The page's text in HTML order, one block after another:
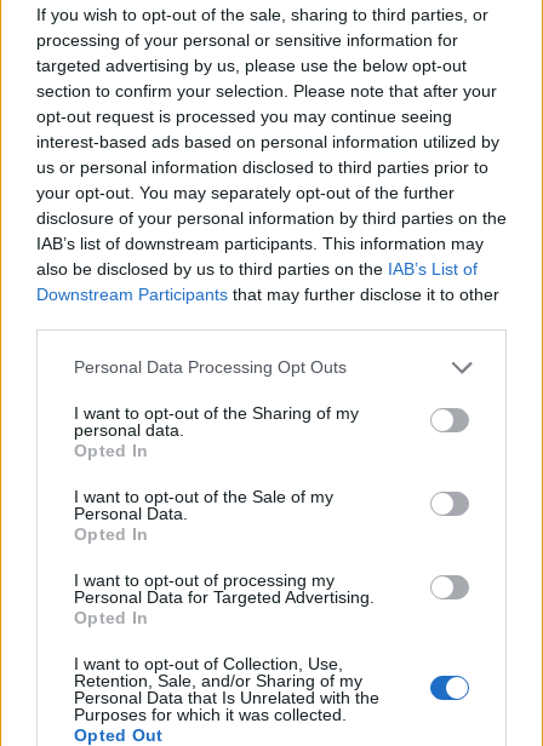
If you wish to opt-out of the sale, sharing to third parties, or
processing of your personal or sensitive information for
targeted advertising by us, please use the below opt-out
section to confirm your selection. Please note that after your
opt-out request is processed you may continue seeing
interest-based ads based on personal information utilized by
us or personal information disclosed to third parties prior to
your opt-out. You may separately opt-out of the further
disclosure of your personal information by third parties on the
IAB’s list of downstream participants. This information may
also be disclosed by us to third parties on the IAB’s List of
Downstream Participants that may further disclose it to other
Personal Data Processing Opt Outs
I want to opt-out of the Sharing of my
personal data.
Opted In
I want to opt-out of the Sale of my
Personal Data.
Opted In
I want to opt-out of processing my
Personal Data for Targeted Advertising.
Opted In
I want to opt-out of Collection, Use,
Retention, Sale, and/or Sharing of my
Personal Data that Is Unrelated with the
Purposes for which it was collected.
Opted Out
un’officina a Tortona
che, a quanto pare,
era
momentaneamente
senza lavoro perché
il…
simula una rapina,
denunciato
La febbre del gioco
colpisce ancora e
stavolta a finire nei
guari è un camionista
di 41 anni residente
in paese che perde lo
stipendio giocandolo
alle Slot machines e
per paura della
moglie simula una
dai carabinieri di
denunciano l’uomo
per…
7 Febbraio 2013
In "Tortona"
CONDIVIDERE:
VALUTARE: